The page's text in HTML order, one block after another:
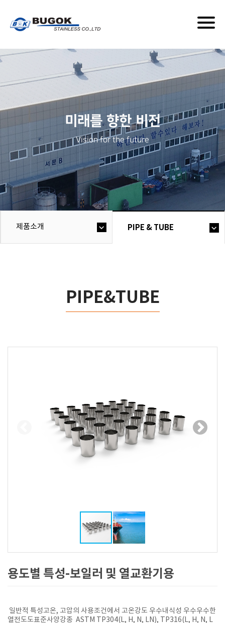
미래를 향한 비전
Vision for the future
제품소개 PIPE & TUBE
PIPE&TUBE
용도별 특성-보일러 및 열교환기용
일반적 특성고온, 고압의 사용조건에서 고온강도 우수내식성 우수우수한
열전도도표준사양강종 ASTM TP304(L, H, N, LN), TP316(L, H, N, L